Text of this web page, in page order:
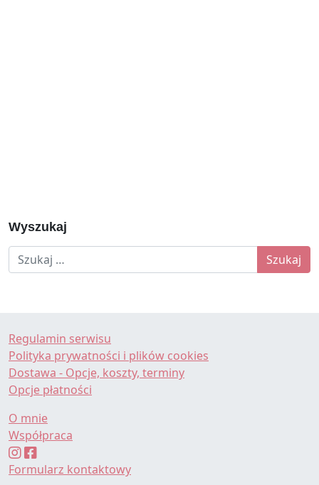
Wyszukaj
Szukaj:
Regulamin serwisu
Polityka prywatności i plików cookies
Dostawa - Opcje, koszty, terminy
Opcje płatności
O mnie
Współpraca
Formularz kontaktowy